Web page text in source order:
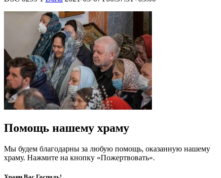
Помощь нашему храму
Мы будем благодарны за любую помощь, оказанную нашему
храму. Нажмите на кнопку «Пожертвовать».